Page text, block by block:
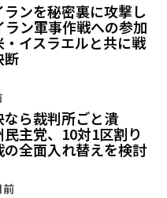
ランを秘密裏に攻撃し
ン軍事作戦への参加
イスラエルと共に戦
断
なら裁判所ごと潰
主党、10対1区割り
全面入れ替えを検討
前